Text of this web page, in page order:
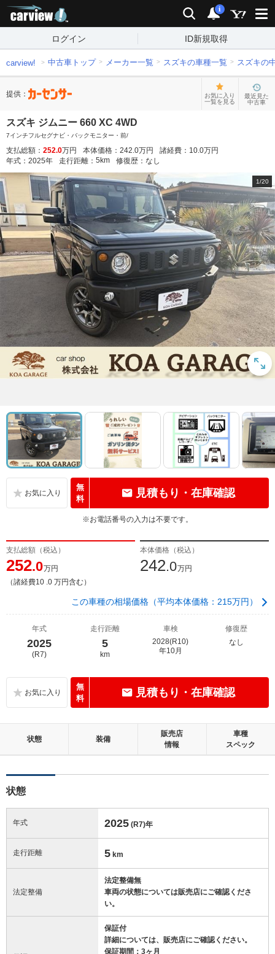
検索 通知
i
ログイン ID新規取得
carview! 中古車トップ メーカー一覧 スズキの車種一覧 スズキの
提供：
お気に入り
一覧を見る
最近見た
中古車
スズキ ジムニー 660 XC 4WD
7インチフルセグナビ・バックモニター・前/
支払総額： 252.0万円 本体価格： 242.0万円 諸経費： 10.0万円
年式： 2025年 走行距離： 5 km 修復歴： なし
1/20
無
料
見積もり・在庫確認
※お電話番号の入力は不要です。
支払総額（税込）
252.0万円
（諸経費10 .0 万円含む）
本体価格（税込）
242.0万円
この車種の相場価格（平均本体価格：215万円）
年式
2025
(R7)
走行距離
5
km
車検
2028(R10)
年10月
修復歴
なし
無
料
見積もり・在庫確認
状態 装備
販売店
情報
車種
スペック
状態
年式 2025 (R7)年
走行距離 5 km
法定整備
法定整備無
車両の状態については販売店にご確認くださ
い。
保証付
詳細については、販売店にご確認ください。
保証期間：3ヶ月